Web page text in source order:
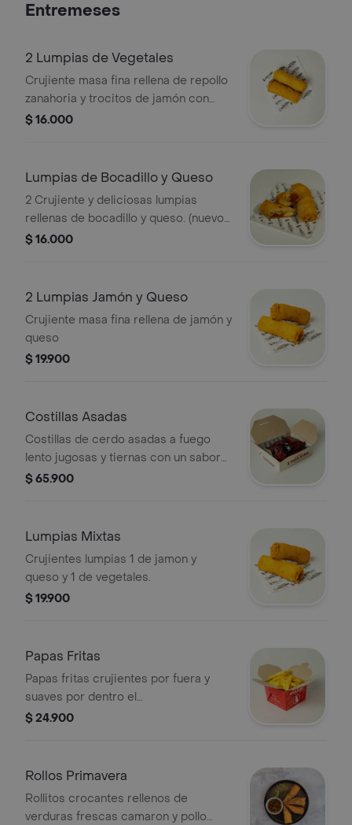
Entremeses
2 Lumpias de Vegetales
Crujiente masa fina rellena de repollo
zanahoria y trocitos de jamón con
especias especiales que le dan el
$ 16.000
Lumpias de Bocadillo y Queso
2 Crujiente y deliciosas lumpias
rellenas de bocadillo y queso. (nuevo
sabor)
$ 16.000
2 Lumpias Jamón y Queso
Crujiente masa fina rellena de jamón y
queso
$ 19.900
Costillas Asadas
Costillas de cerdo asadas a fuego
lento jugosas y tiernas con un sabor
ahumado irresistible. (5 und)
$ 65.900
Lumpias Mixtas
Crujientes lumpias 1 de jamon y
queso y 1 de vegetales.
$ 19.900
Papas Fritas
Papas fritas crujientes por fuera y
suaves por dentro el
acompañamiento perfecto para
$ 24.900
Rollos Primavera
Rollitos crocantes rellenos de
verduras frescas camaron y pollo